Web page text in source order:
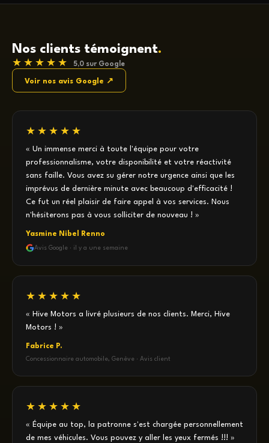
Nos clients témoignent.
★★★★★ 5,0 sur Google
Voir nos avis Google ↗
★★★★★
« Un immense merci à toute l'équipe pour votre
professionnalisme, votre disponibilité et votre réactivité
sans faille. Vous avez su gérer notre urgence ainsi que les
imprévus de dernière minute avec beaucoup d'efficacité !
Ce fut un réel plaisir de faire appel à vos services. Nous
n'hésiterons pas à vous solliciter de nouveau ! »
Yasmine Nibel Renno
Avis Google · il y a une semaine
★★★★★
« Hive Motors a livré plusieurs de nos clients. Merci, Hive
Motors ! »
Fabrice P.
Concessionnaire automobile, Genève · Avis client
★★★★★
« Équipe au top, la patronne s'est chargée personnellement
de mes véhicules. Vous pouvez y aller les yeux fermés !!! »